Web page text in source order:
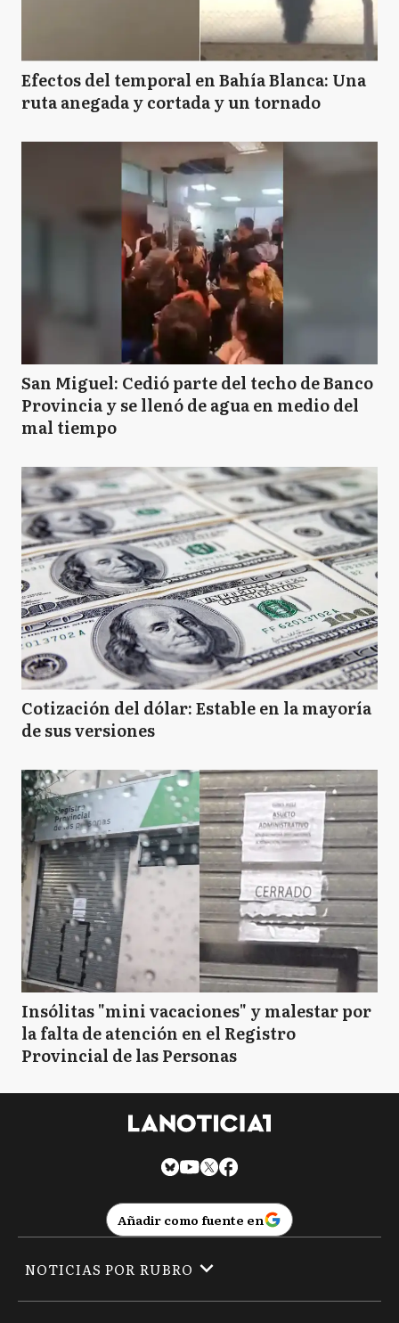
Efectos del temporal en Bahía Blanca: Una
ruta anegada y cortada y un tornado
San Miguel: Cedió parte del techo de Banco
Provincia y se llenó de agua en medio del
mal tiempo
Cotización del dólar: Estable en la mayoría
de sus versiones
Insólitas "mini vacaciones" y malestar por
la falta de atención en el Registro
Provincial de las Personas
Añadir como fuente en
NOTICIAS POR RUBRO